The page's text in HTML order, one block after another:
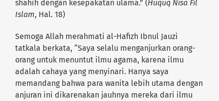
shahih dengan kesepakatan ulama.” (Huquq Nisa Fil
Islam, Hal. 18)
Semoga Allah merahmati al-Hafizh Ibnul Jauzi
tatkala berkata, “Saya selalu menganjurkan orang-
orang untuk menuntut ilmu agama, karena ilmu
adalah cahaya yang menyinari. Hanya saya
memandang bahwa para wanita lebih utama dengan
anjuran ini dikarenakan jauhnya mereka dari ilmu